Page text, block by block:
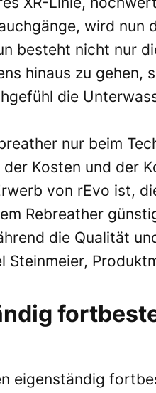
wird nun
besteht nicht nur
hinaus zu gehen,
die
nur beim
Kosten und der
von rEvo ist,
Rebreather
die Qualität
Steinmeier,
eigenständig